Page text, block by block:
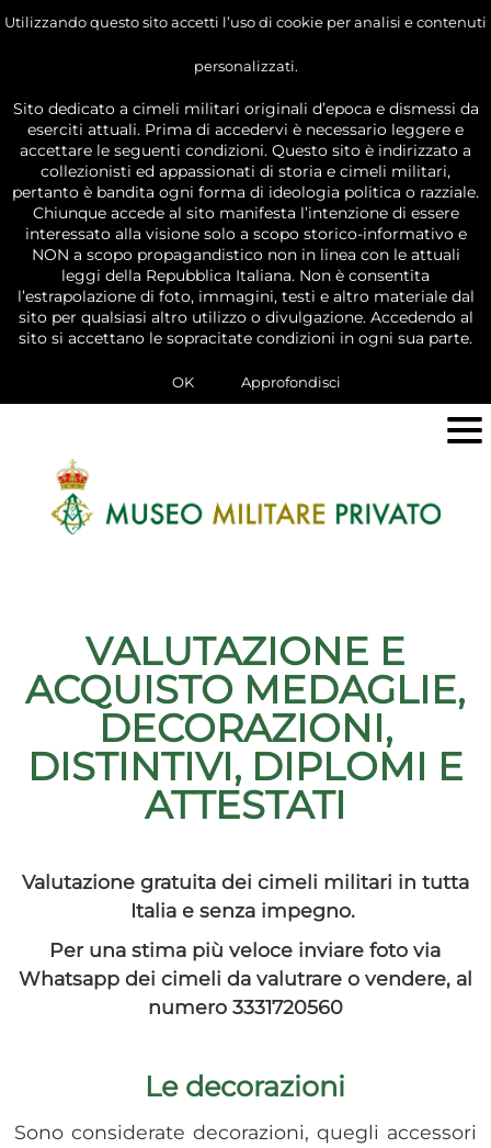
Utilizzando questo sito accetti l’uso di cookie per analisi e contenuti
personalizzati.
Sito dedicato a cimeli militari originali d’epoca e dismessi da
eserciti attuali. Prima di accedervi è necessario leggere e
accettare le seguenti condizioni. Questo sito è indirizzato a
collezionisti ed appassionati di storia e cimeli militari,
pertanto è bandita ogni forma di ideologia politica o razziale.
Chiunque accede al sito manifesta l’intenzione di essere
interessato alla visione solo a scopo storico-informativo e
NON a scopo propagandistico non in linea con le attuali
leggi della Repubblica Italiana. Non è consentita
l’estrapolazione di foto, immagini, testi e altro materiale dal
sito per qualsiasi altro utilizzo o divulgazione. Accedendo al
sito si accettano le sopracitate condizioni in ogni sua parte.
OK Approfondisci
VALUTAZIONE E
ACQUISTO MEDAGLIE,
DECORAZIONI,
DISTINTIVI, DIPLOMI E
ATTESTATI
Valutazione gratuita dei cimeli militari in tutta
Italia e senza impegno.
Per una stima più veloce inviare foto via
Whatsapp dei cimeli da valutrare o vendere, al
numero 3331720560
Le decorazioni
Sono considerate decorazioni, quegli accessori